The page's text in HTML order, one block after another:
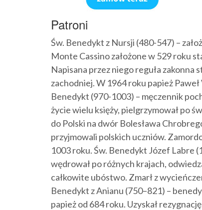
Patroni
Św. Benedykt z Nursji (480-547) –
Monte Cassino założone w 529 roku
Napisana przez niego reguła zakonna
zachodniej. W 1964 roku papież
Benedykt (970-1003) – męczennik
życie wielu księży, pielgrzymował po
do Polski na dwór Bolesława
przyjmowali polskich uczniów.
1003 roku. Św. Benedykt Józef Labre
wędrował po różnych krajach,
całkowite ubóstwo. Zmarł z
Benedykt z Anianu (750–821) –
papież od 684 roku. Uzyskał